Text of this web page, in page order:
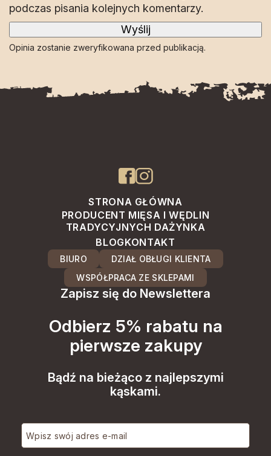
podczas pisania kolejnych komentarzy.
Opinia zostanie zweryfikowana przed publikacją.
STRONA GŁÓWNA
PRODUCENT MIĘSA I WĘDLIN
TRADYCYJNYCH DAŻYNKA
BLOGKONTAKT
BIURO
DZIAŁ OBŁUGI KLIENTA
WSPÓŁPRACA ZE SKLEPAMI
Zapisz się do Newslettera
Odbierz 5% rabatu na
pierwsze zakupy
Bądź na bieżąco z najlepszymi
kąskami.